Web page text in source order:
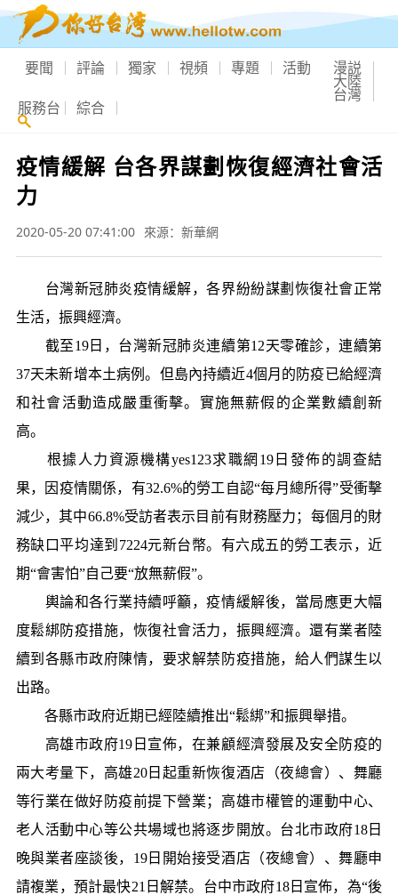
要聞 評論 獨家 視頻 專題 活動 漫説
大陸
台灣
服務台 綜合
疫情緩解 台各界謀劃恢復經濟社會活
力
2020-05-20 07:41:00 來源：新華網
台灣新冠肺炎疫情緩解，各界紛紛謀劃恢復社會正常
生活，振興經濟。
截至19日，台灣新冠肺炎連續第12天零確診，連續第
37天未新增本土病例。但島內持續近4個月的防疫已給經濟
和社會活動造成嚴重衝擊。實施無薪假的企業數續創新
高。
根據人力資源機構yes123求職網19日發佈的調查結
果，因疫情關係，有32.6%的勞工自認“每月總所得”受衝擊
減少，其中66.8%受訪者表示目前有財務壓力；每個月的財
務缺口平均達到7224元新台幣。有六成五的勞工表示，近
期“會害怕”自己要“放無薪假”。
輿論和各行業持續呼籲，疫情緩解後，當局應更大幅
度鬆綁防疫措施，恢復社會活力，振興經濟。還有業者陸
續到各縣市政府陳情，要求解禁防疫措施，給人們謀生以
出路。
各縣市政府近期已經陸續推出“鬆綁”和振興舉措。
高雄市政府19日宣佈，在兼顧經濟發展及安全防疫的
兩大考量下，高雄20日起重新恢復酒店（夜總會）、舞廳
等行業在做好防疫前提下營業；高雄市權管的運動中心、
老人活動中心等公共場域也將逐步開放。台北市政府18日
晚與業者座談後，19日開始接受酒店（夜總會）、舞廳申
請複業，預計最快21日解禁。台中市政府18日宣佈，為“後